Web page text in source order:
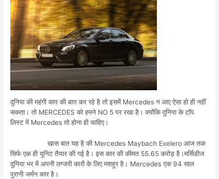
दुनिया की महंगी कार की बात कर रहे है तो इसमें Mercedes न आए ऐसा हो ही नहीं
सकता। तो MERCEDES को हमने NO 5 पर रखा है। क्योंकि दुनिया के टॉप
लिस्ट में Mercedes तो होना ही चाहिए।
खास बात यह है की Mercedes Maybach Exelero आज तक
सिर्फ एक ही यूनिट तैयार की गई है। इस कार की कीमत 55.65 करोड़ है।मर्सिडीज
दुनिया भर में अपनी लग्जरी कारों के लिए मशहूर है। Mercedes एक 94 साल
पुरानी जर्मन कार है।